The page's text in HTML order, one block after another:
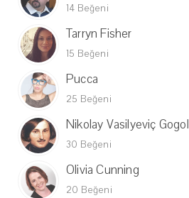
14 Beğeni
Tarryn Fisher
15 Beğeni
Pucca
25 Beğeni
Nikolay Vasilyeviç Gogol
30 Beğeni
Olivia Cunning
20 Beğeni